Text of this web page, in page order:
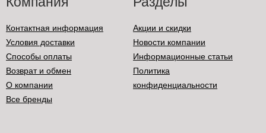
Контактная информация
Условия доставки
Способы оплаты
Возврат и обмен
О компании
Все бренды
Акции и скидки
Новости компании
Информационные статьи
Политика
конфиденциальности